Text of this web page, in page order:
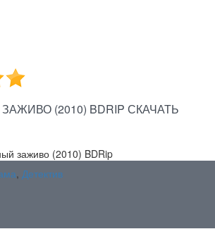
(2010) BDRIP СКАЧАТЬ
заживо (2010) BDRip
, Детектив